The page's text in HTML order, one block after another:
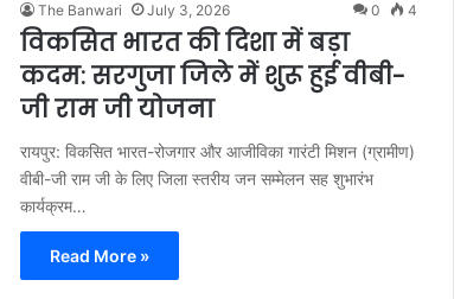
The Banwari July 3, 2026 0 4
विकसित भारत की दिशा में बड़ा
कदम: सरगुजा जिले में शुरू हुई वीबी-
जी राम जी योजना
रायपुर: विकसित भारत-रोजगार और आजीविका गारंटी मिशन (ग्रामीण)
वीबी-जी राम जी के लिए जिला स्तरीय जन सम्मेलन सह शुभारंभ
कार्यक्रम…
Read More »